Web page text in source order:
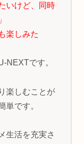
いけど、同時
楽しみた
NEXTです。
楽しむことが
単です。
生活を充実さ